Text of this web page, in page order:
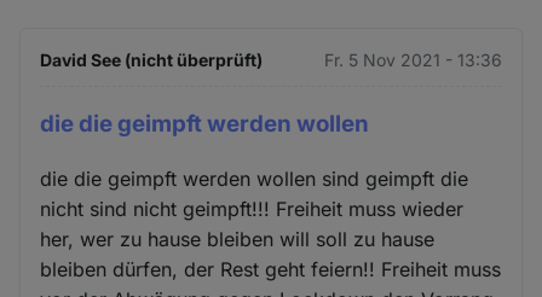
David See (nicht überprüft) Fr. 5 Nov 2021 - 13:36
die die geimpft werden wollen
die die geimpft werden wollen sind geimpft die
nicht sind nicht geimpft!!! Freiheit muss wieder
her, wer zu hause bleiben will soll zu hause
bleiben dürfen, der Rest geht feiern!! Freiheit muss